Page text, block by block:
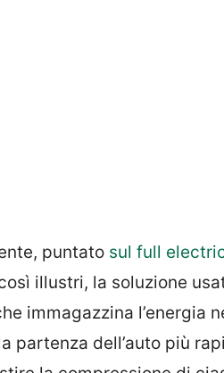
puntato sul full
illustri, la soluzione
immagazzina l’energia
partenza dell’auto più